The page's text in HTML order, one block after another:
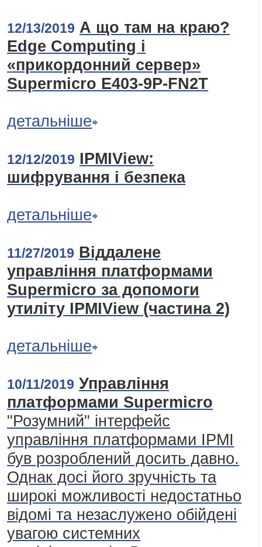
12/13/2019 А що там на краю?
Edge Computing і
«прикордонний сервер»
Supermicro E403-9P-FN2T
детальніше
12/12/2019 IPMIView:
шифрування і безпека
детальніше
11/27/2019 Віддалене
управління платформами
Supermicro за допомоги
утиліту ІРМІView (частина 2)
детальніше
10/11/2019 Управління
платформами Supermicro
"Розумний" інтерфейс
управління платформами IPMI
був розроблений досить давно.
Однак досі його зручність та
широкі можливості недостатньо
відомі та незаслужено обійдені
увагою системних